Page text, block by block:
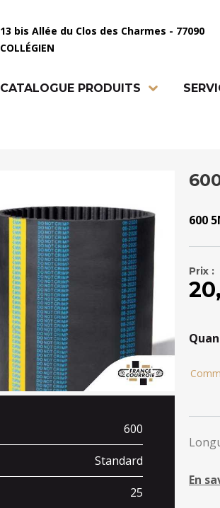
13 bis Allée du Clos des Charmes - 77090
COLLÉGIEN
CATALOGUE PRODUITS
600
Standard
25
600
Prix :
En